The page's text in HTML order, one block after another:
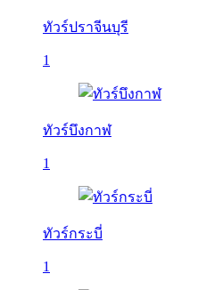
ทัวร์ปราจีนบุรี
1
ทัวร์บึงกาฬ
1
ทัวร์กระบี่
1